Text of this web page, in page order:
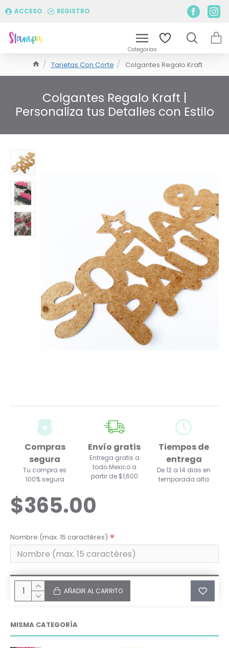
ACCESO REGISTRO
Tarjetas Con Corte Colgantes Regalo Kraft
Colgantes Regalo Kraft |
Personaliza tus Detalles con Estilo
Compras
segura
Tu compra es
100% segura
Envío gratis
Entrega gratis a
todo Mexico a
partir de $1,600
Tiempos de
entrega
De 12 a 14 dias en
temporada alta
$365.00
Nombre (max. 15 caractères)
AÑADIR AL CARRITO
MISMA CATEGORÍA